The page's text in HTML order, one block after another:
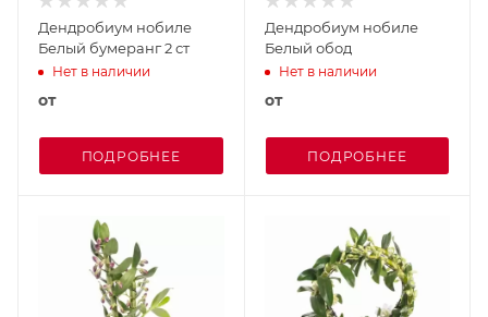
Дендробиум нобиле
Белый бумеранг 2 ст
Нет в наличии
от
ПОДРОБНЕЕ
Дендробиум нобиле
Белый обод
Нет в наличии
от
ПОДРОБНЕЕ